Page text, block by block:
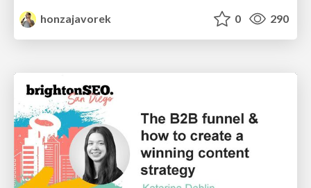
honzajavorek
0 290